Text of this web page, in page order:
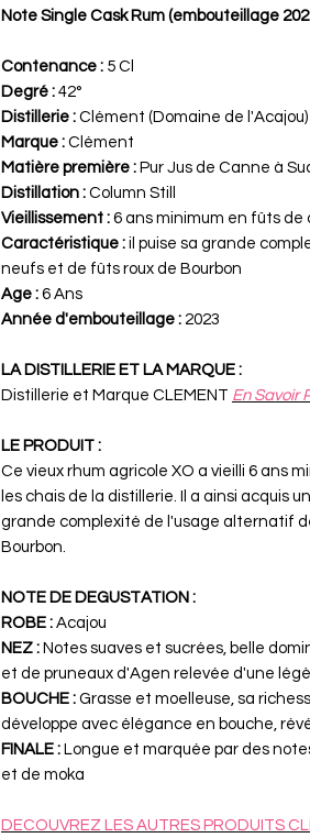
Note Single Cask Rum (embouteillage
Contenance : 5 Cl
Degré : 42°
Distillerie : Clément (Domaine de l'Acajou)
Marque : Clément
Matière première : Pur Jus de Canne à
Distillation : Column Still
Vieillissement : 6 ans minimum en fûts de
Caractéristique : il puise sa grande
neufs et de fûts roux de Bourbon
Age : 6 Ans
Année d'embouteillage : 2023
LA DISTILLERIE ET LA MARQUE :
Distillerie et Marque CLEMENT En Savoir
LE PRODUIT :
Ce vieux rhum agricole XO a vieilli 6 ans
les chais de la distillerie. Il a ainsi acquis
grande complexité de l'usage alternatif
Bourbon.
NOTE DE DEGUSTATION :
ROBE : Acajou
NEZ : Notes suaves et sucrées, belle
et de pruneaux d'Agen relevée d'une
BOUCHE : Grasse et moelleuse, sa
développe avec élégance en bouche,
FINALE : Longue et marquée par des
et de moka
DECOUVREZ LES AUTRES PRODUITS C